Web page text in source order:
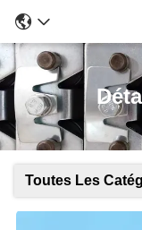
Toutes Les